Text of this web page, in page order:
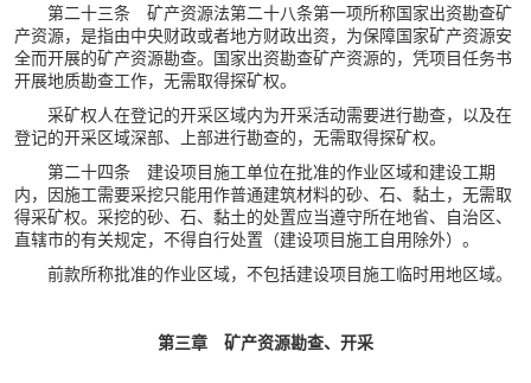
第二十三条 矿产资源法第二十八条第一项所称国家出资勘查矿
产资源，是指由中央财政或者地方财政出资，为保障国家矿产资源安
全而开展的矿产资源勘查。国家出资勘查矿产资源的，凭项目任务书
开展地质勘查工作，无需取得探矿权。
采矿权人在登记的开采区域内为开采活动需要进行勘查，以及在
登记的开采区域深部、上部进行勘查的，无需取得探矿权。
第二十四条 建设项目施工单位在批准的作业区域和建设工期
内，因施工需要采挖只能用作普通建筑材料的砂、石、黏土，无需取
得采矿权。采挖的砂、石、黏土的处置应当遵守所在地省、自治区、
直辖市的有关规定，不得自行处置（建设项目施工自用除外）。
前款所称批准的作业区域，不包括建设项目施工临时用地区域。
第三章 矿产资源勘查、开采